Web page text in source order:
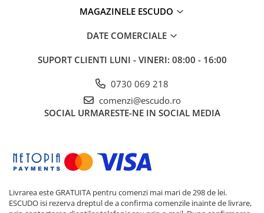
MAGAZINELE ESCUDO
DATE COMERCIALE
SUPORT CLIENTI LUNI - VINERI: 08:00 - 16:00
0730 069 218
comenzi@escudo.ro
SOCIAL URMARESTE-NE IN SOCIAL MEDIA
Livrarea este GRATUITA pentru comenzi mai mari de 298 de lei.
ESCUDO isi rezerva dreptul de a confirma comenzile inainte de livrare,